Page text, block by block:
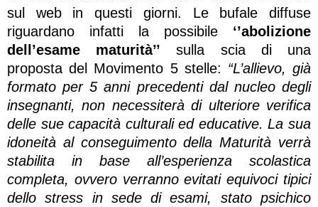
sul web in questi giorni. Le bufale diffuse
riguardano infatti la possibile ‘’abolizione
dell’esame maturità’’ sulla scia di una
proposta del Movimento 5 stelle: “L’allievo, già
formato per 5 anni precedenti dal nucleo degli
insegnanti, non necessiterà di ulteriore verifica
delle sue capacità culturali ed educative. La sua
idoneità al conseguimento della Maturità verrà
stabilita in base all’esperienza scolastica
completa, ovvero verranno evitati equivoci tipici
dello stress in sede di esami, stato psichico